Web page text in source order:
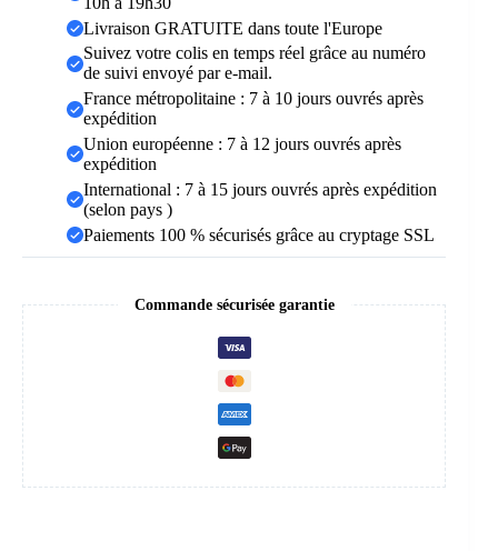
Livraison GRATUITE dans toute l'Europe
Suivez votre colis en temps réel grâce au numéro
de suivi envoyé par e-mail.
France métropolitaine : 7 à 10 jours ouvrés après
expédition
Union européenne : 7 à 12 jours ouvrés après
expédition
International : 7 à 15 jours ouvrés après expédition
(selon pays )
Paiements 100 % sécurisés grâce au cryptage SSL
Commande sécurisée garantie